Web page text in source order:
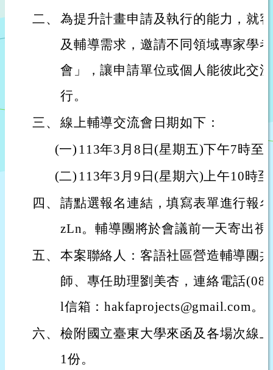
二、 為提升計畫申請及執行的能力，就
及輔導需求，邀請不同領域專家學
會」，讓申請單位或個人能彼此交
行。
三、 線上輔導交流會日期如下：
(一) 113年3月8日(星期五)下午7時至
(二) 113年3月9日(星期六)上午10時
四、 請點選報名連結，填寫表單進行報
zLn。輔導團將於會議前一天寄出
五、 本案聯絡人：客語社區營造輔導團
師、專任助理劉美杏，連絡電話
l信箱：hakfaprojects@gmail.com。
六、 檢附國立臺東大學來函及各場次線
1份。